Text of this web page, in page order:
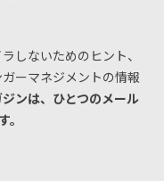
しないためのヒント、
ーマネジメントの情報
ンは、ひとつのメール